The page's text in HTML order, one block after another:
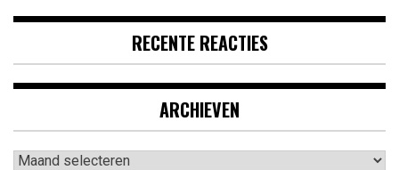
RECENTE REACTIES
ARCHIEVEN
Archieven